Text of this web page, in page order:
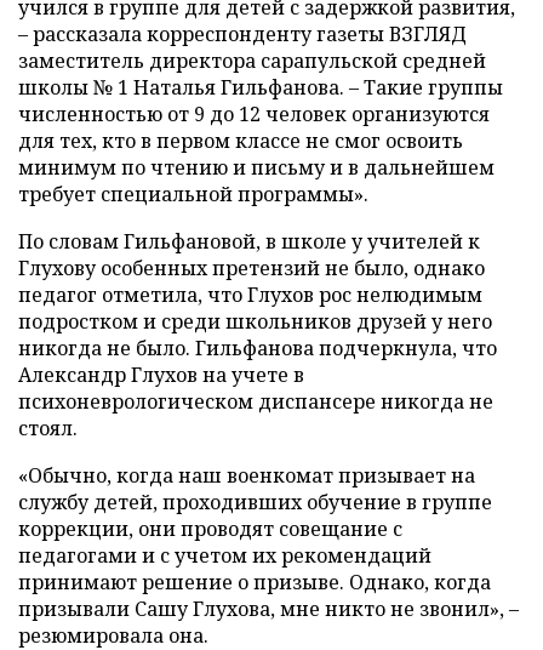
учился в группе для детей с задержкой развития,
– рассказала корреспонденту газеты ВЗГЛЯД
заместитель директора сарапульской средней
школы № 1 Наталья Гильфанова. – Такие группы
численностью от 9 до 12 человек организуются
для тех, кто в первом классе не смог освоить
минимум по чтению и письму и в дальнейшем
требует специальной программы».
По словам Гильфановой, в школе у учителей к
Глухову особенных претензий не было, однако
педагог отметила, что Глухов рос нелюдимым
подростком и среди школьников друзей у него
никогда не было. Гильфанова подчеркнула, что
Александр Глухов на учете в
психоневрологическом диспансере никогда не
стоял.
«Обычно, когда наш военкомат призывает на
службу детей, проходивших обучение в группе
коррекции, они проводят совещание с
педагогами и с учетом их рекомендаций
принимают решение о призыве. Однако, когда
призывали Сашу Глухова, мне никто не звонил», –
резюмировала она.